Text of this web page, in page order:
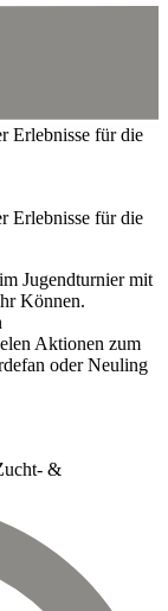
Erlebnisse für die
Erlebnisse für die
Jugendturnier mit
Können.
Aktionen zum
oder Neuling
&